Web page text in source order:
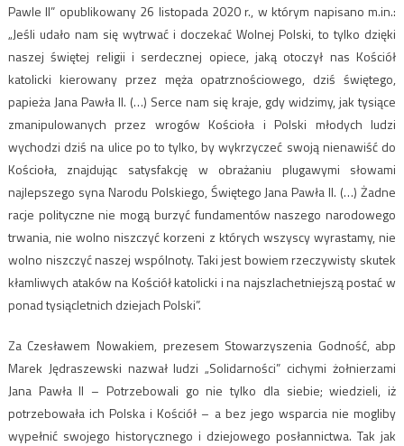
Pawle II” opublikowany 26 listopada 2020 r., w którym napisano m.in.:
„Jeśli udało nam się wytrwać i doczekać Wolnej Polski, to tylko dzięki
naszej świętej religii i serdecznej opiece, jaką otoczył nas Kościół
katolicki kierowany przez męża opatrznościowego, dziś świętego,
papieża Jana Pawła II. (…) Serce nam się kraje, gdy widzimy, jak tysiące
zmanipulowanych przez wrogów Kościoła i Polski młodych ludzi
wychodzi dziś na ulice po to tylko, by wykrzyczeć swoją nienawiść do
Kościoła, znajdując satysfakcję w obrażaniu plugawymi słowami
najlepszego syna Narodu Polskiego, Świętego Jana Pawła II. (…) Żadne
racje polityczne nie mogą burzyć fundamentów naszego narodowego
trwania, nie wolno niszczyć korzeni z których wszyscy wyrastamy, nie
wolno niszczyć naszej wspólnoty. Taki jest bowiem rzeczywisty skutek
kłamliwych ataków na Kościół katolicki i na najszlachetniejszą postać w
ponad tysiącletnich dziejach Polski”.
Za Czesławem Nowakiem, prezesem Stowarzyszenia Godność, abp
Marek Jędraszewski nazwał ludzi „Solidarności” cichymi żołnierzami
Jana Pawła II – Potrzebowali go nie tylko dla siebie; wiedzieli, iż
potrzebowała ich Polska i Kościół – a bez jego wsparcia nie mogliby
wypełnić swojego historycznego i dziejowego posłannictwa. Tak jak